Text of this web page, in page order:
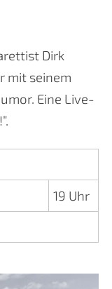
Dirk
mit seinem
Eine Live-
19 Uhr